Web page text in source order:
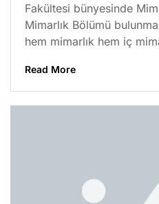
Fakültesi bünyesinde
Mimarlık Bölümü
hem mimarlık hem iç
Read More